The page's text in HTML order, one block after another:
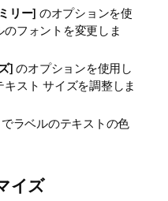
リー] のオプションを使
フォントを変更しま
] のオプションを使用し
スト サイズを調整しま
ラベルのテキストの色
イズ